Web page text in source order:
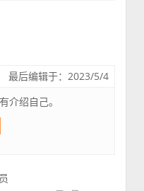
最后编辑于：2023/5/4
介绍自己。